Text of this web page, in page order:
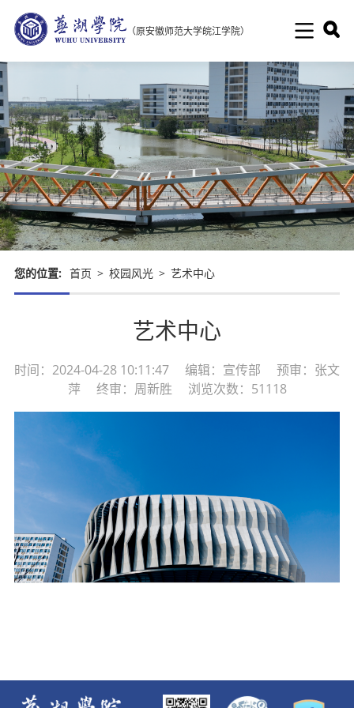
（原安徽师范大学皖江学院）
您的位置: 首页 > 校园风光 > 艺术中心
艺术中心
时间：2024-04-28 10:11:47 编辑：宣传部 预审：张文
萍 终审：周新胜 浏览次数：51118